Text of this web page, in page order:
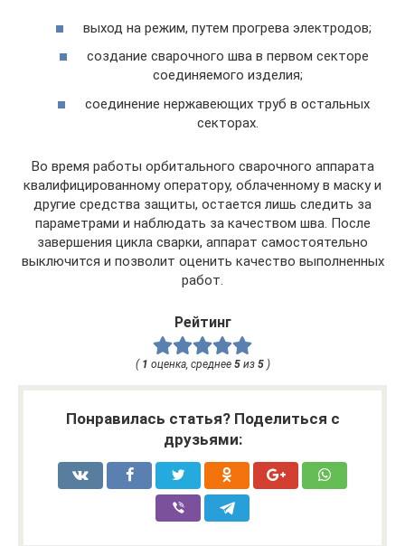
выход на режим, путем прогрева электродов;
создание сварочного шва в первом секторе
соединяемого изделия;
соединение нержавеющих труб в остальных
секторах.
Во время работы орбитального сварочного аппарата
квалифицированному оператору, облаченному в маску и
другие средства защиты, остается лишь следить за
параметрами и наблюдать за качеством шва. После
завершения цикла сварки, аппарат самостоятельно
выключится и позволит оценить качество выполненных
работ.
Рейтинг
( 1 оценка, среднее 5из 5)
Понравилась статья? Поделиться с
друзьями: